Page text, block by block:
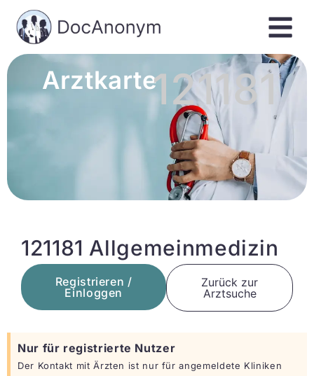
Arztkarte121181
121181 Allgemeinmedizin
Registrieren /
Einloggen
Zurück zur
Arztsuche
Nur für registrierte Nutzer
Der Kontakt mit Ärzten ist nur für angemeldete Kliniken